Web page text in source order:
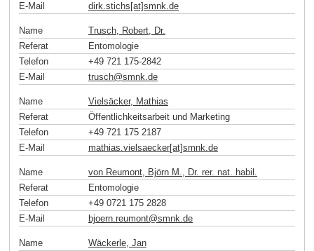
E-Mail
dirk.stichs[at]smnk.de
Name
Trusch, Robert, Dr.
Referat
Entomologie
Telefon
+49 721 175-2842
E-Mail
trusch@smnk.de
Name
Vielsäcker, Mathias
Referat
Öffentlichkeitsarbeit und Marketing
Telefon
+49 721 175 2187
E-Mail
mathias.vielsaecker[at]smnk.de
Name
von Reumont, Björn M., Dr. rer. nat. habil.
Referat
Entomologie
Telefon
+49 0721 175 2828
E-Mail
bjoern.reumont@smnk de
Name
Wäckerle, Jan